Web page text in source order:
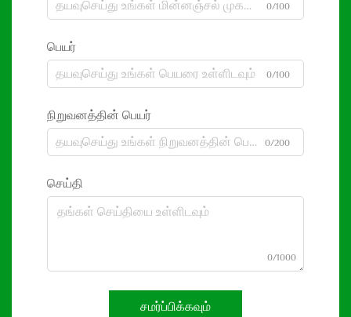
0/100
பெயர்
0/100
நிறுவனத்தின் பெயர்
0/200
செய்தி
0/1000
சமர்ப்பிக்கவும்